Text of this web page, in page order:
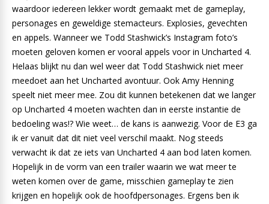
waardoor iedereen lekker wordt gemaakt met de gameplay,
personages en geweldige stemacteurs. Explosies, gevechten
en appels. Wanneer we Todd Stashwick’s Instagram foto’s
moeten geloven komen er vooral appels voor in Uncharted 4.
Helaas blijkt nu dan wel weer dat Todd Stashwick niet meer
meedoet aan het Uncharted avontuur. Ook Amy Henning
speelt niet meer mee. Zou dit kunnen betekenen dat we langer
op Uncharted 4 moeten wachten dan in eerste instantie de
bedoeling was!? Wie weet… de kans is aanwezig. Voor de E3 ga
ik er vanuit dat dit niet veel verschil maakt. Nog steeds
verwacht ik dat ze iets van Uncharted 4 aan bod laten komen.
Hopelijk in de vorm van een trailer waarin we wat meer te
weten komen over de game, misschien gameplay te zien
krijgen en hopelijk ook de hoofdpersonages. Ergens ben ik